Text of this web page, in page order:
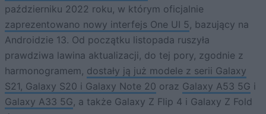
październiku 2022 roku, w którym oficjalnie
zaprezentowano nowy interfejs One UI 5, bazujący na
Androidzie 13. Od początku listopada ruszyła
prawdziwa lawina aktualizacji, do tej pory, zgodnie z
harmonogramem, dostały ją już modele z serii Galaxy
S21, Galaxy S20 i Galaxy Note 20 oraz Galaxy A53 5G i
Galaxy A33 5G, a także Galaxy Z Flip 4 i Galaxy Z Fold